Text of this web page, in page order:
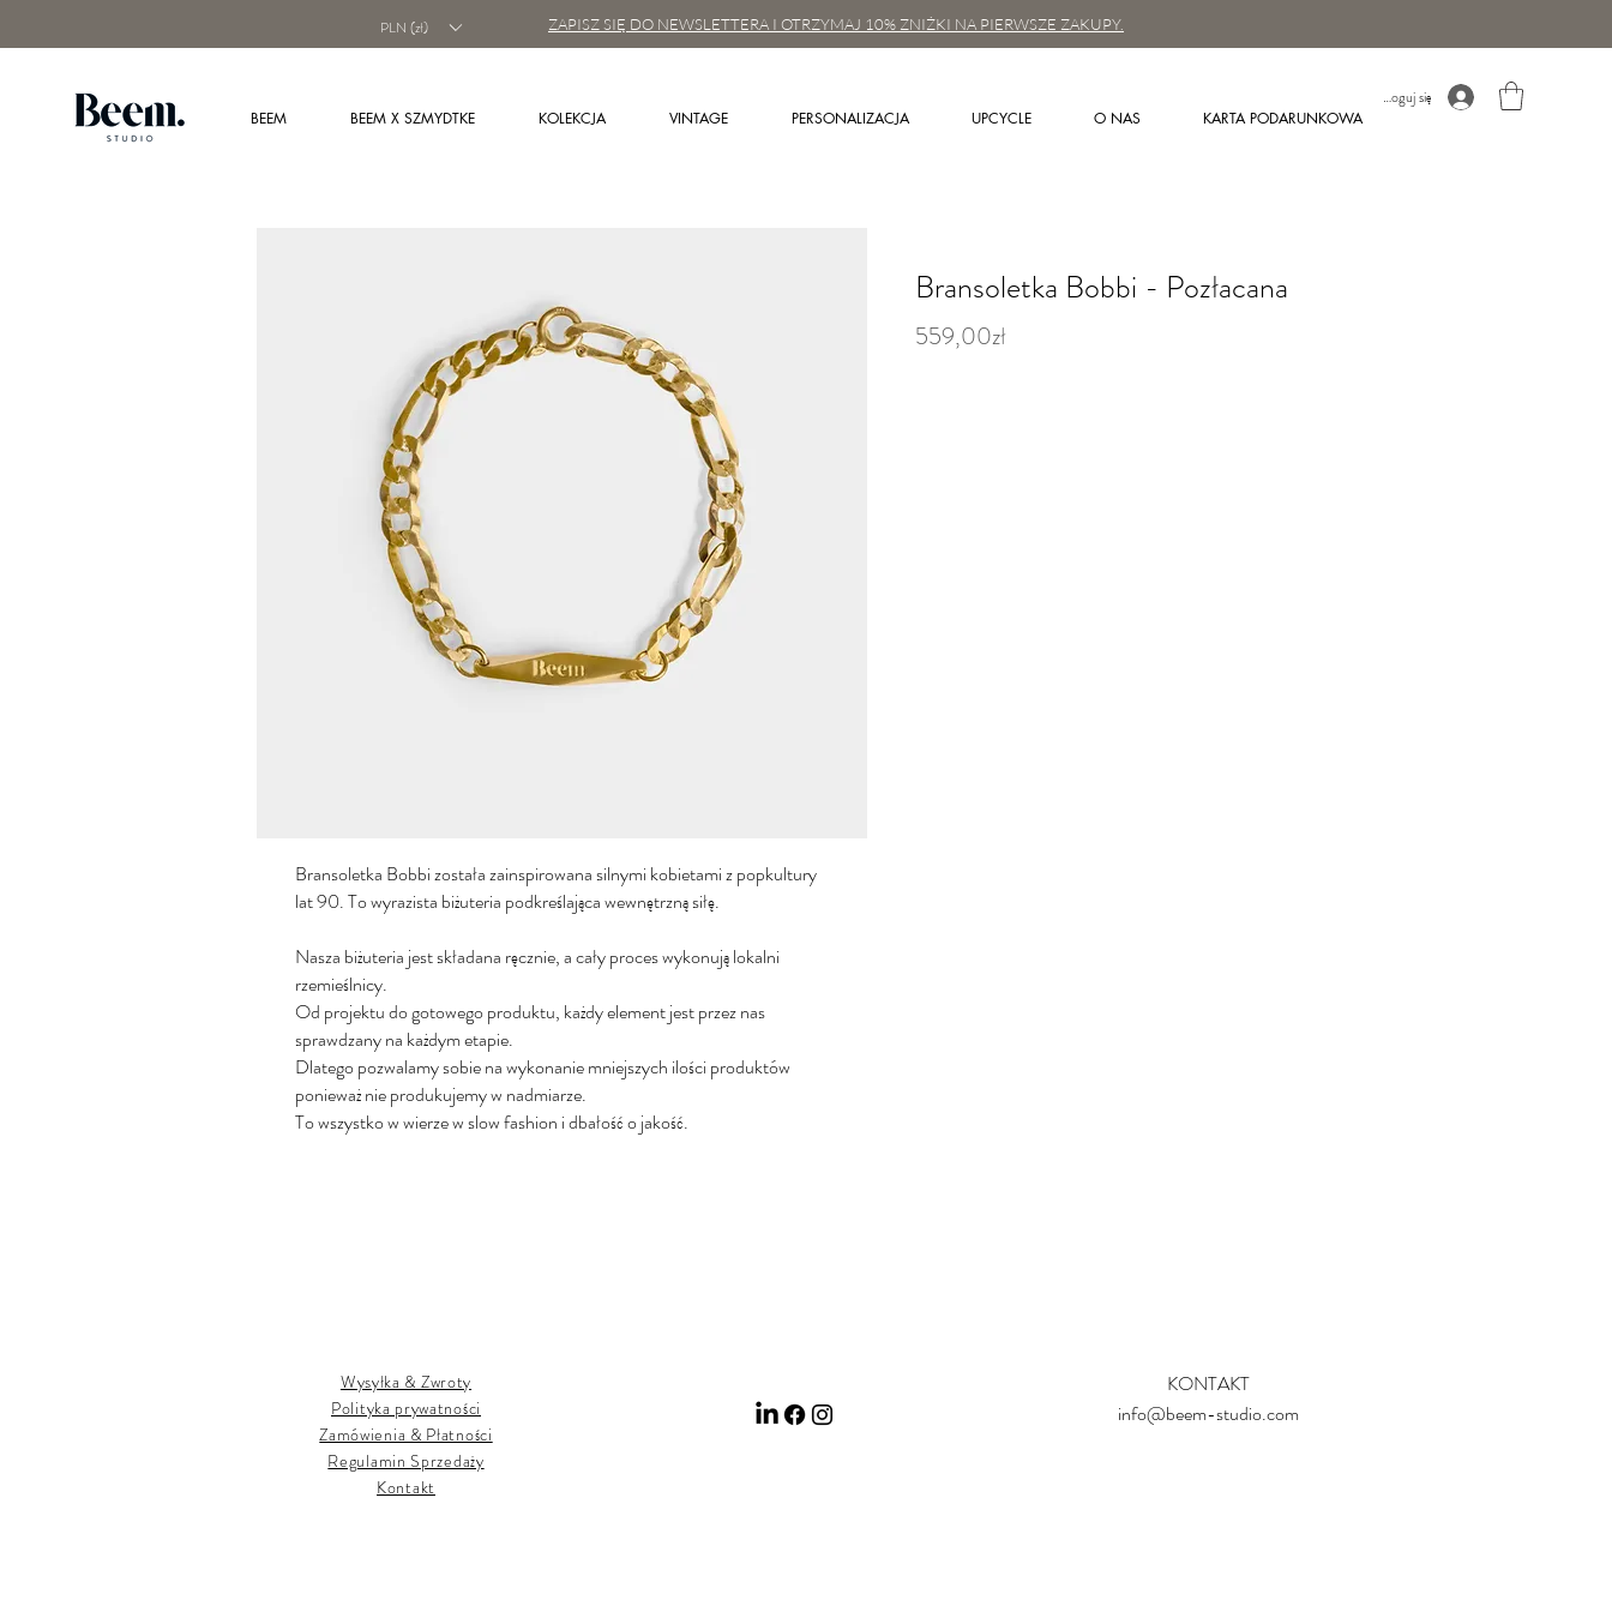
PLN (zł) ZAPISZ SIĘ DO NEWSLETTERA I OTRZYMAJ 10% ZNIŻKI NA PIERWSZE ZAKUPY.
BEEM BEEM X SZMYDTKE KOLEKCJA VINTAGE PERSONALIZACJA UPCYCLE O NAS KARTA PODARUNKOWA
Zaloguj się
Bransoletka Bobbi - Pozłacana
559,00zł
Bransoletka Bobbi została zainspirowana silnymi kobietami z popkultury
lat 90. To wyrazista biżuteria podkreślająca wewnętrzną siłę.
Nasza biżuteria jest składana ręcznie, a cały proces wykonują lokalni
rzemieślnicy.
Od projektu do gotowego produktu, każdy element jest przez nas
sprawdzany na każdym etapie.
Dlatego pozwalamy sobie na wykonanie mniejszych ilości produktów
ponieważ nie produkujemy w nadmiarze.
To wszystko w wierze w slow fashion i dbałość o jakość.
Wysyłka & Zwroty
Polityka prywatności
Zamówienia & Płatności
Regulamin Sprzedaży
Kontakt
KONTAKT
info@beem-studio.com